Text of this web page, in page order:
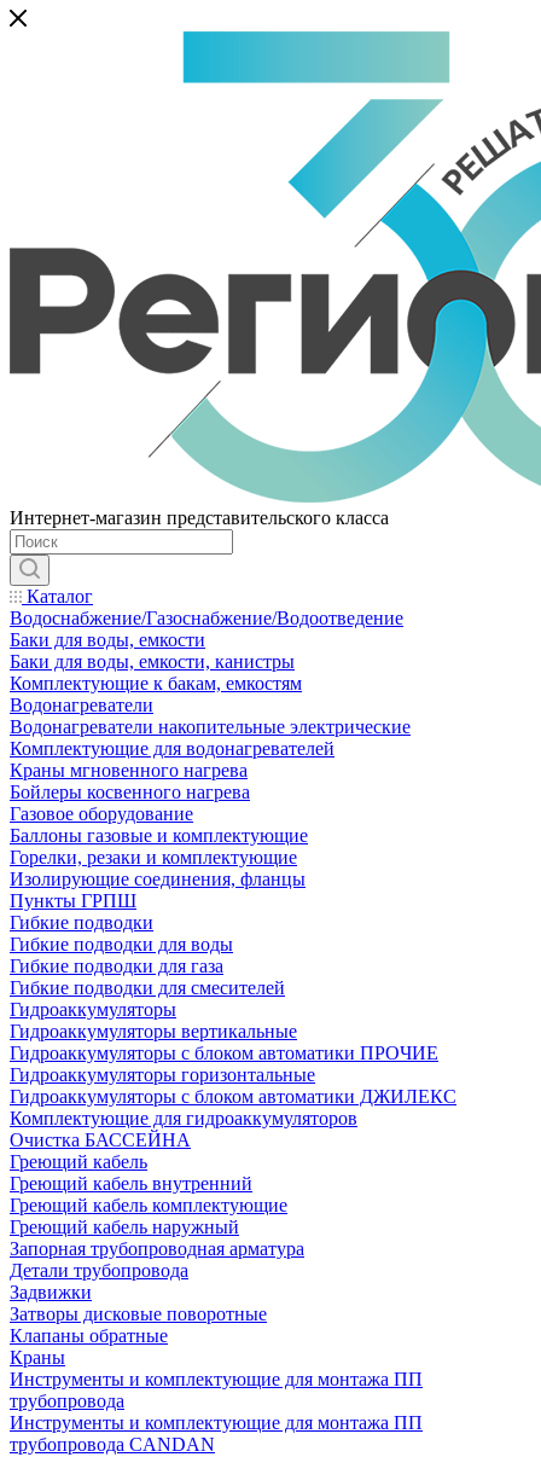
Интернет-магазин представительского класса
Каталог
Водоснабжение/Газоснабжение/Водоотведение
Баки для воды, емкости
Баки для воды, емкости, канистры
Комплектующие к бакам, емкостям
Водонагреватели
Водонагреватели накопительные электрические
Комплектующие для водонагревателей
Краны мгновенного нагрева
Бойлеры косвенного нагрева
Газовое оборудование
Баллоны газовые и комплектующие
Горелки, резаки и комплектующие
Изолирующие соединения, фланцы
Пункты ГРПШ
Гибкие подводки
Гибкие подводки для воды
Гибкие подводки для газа
Гибкие подводки для смесителей
Гидроаккумуляторы
Гидроаккумуляторы вертикальные
Гидроаккумуляторы с блоком автоматики ПРОЧИЕ
Гидроаккумуляторы горизонтальные
Гидроаккумуляторы с блоком автоматики ДЖИЛЕКС
Комплектующие для гидроаккумуляторов
Очистка БАССЕЙНА
Греющий кабель
Греющий кабель внутренний
Греющий кабель комплектующие
Греющий кабель наружный
Запорная трубопроводная арматура
Детали трубопровода
Задвижки
Затворы дисковые поворотные
Клапаны обратные
Краны
Инструменты и комплектующие для монтажа ПП
трубопровода
Инструменты и комплектующие для монтажа ПП
трубопровода CANDAN